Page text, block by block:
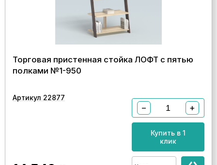
Торговая пристенная стойка ЛОФТ с пятью
полками №1-950
Артикул 22877
− +
Купить в 1
клик